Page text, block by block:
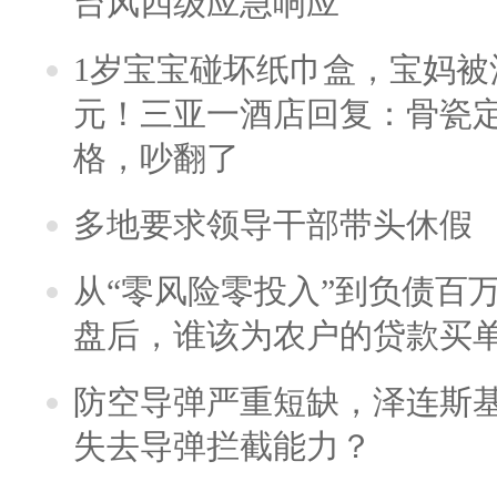
1岁宝宝碰坏纸巾盒，宝妈
元！三亚一酒店回复：骨瓷
格，吵翻了
多地要求领导干部带头休假
从“零风险零投入”到负债百
盘后，谁该为农户的贷款买
防空导弹严重短缺，泽连斯
失去导弹拦截能力？